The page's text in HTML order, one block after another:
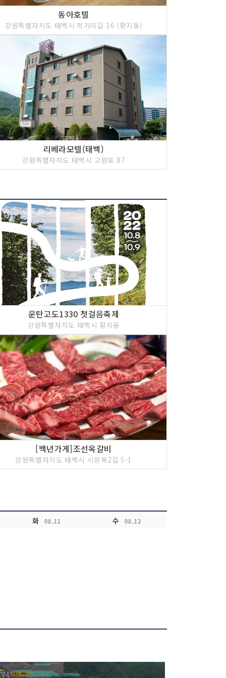
동아호텔
강원특별자치도 태백시 먹거리길 36 (황지동)
리베라모텔(태백)
강원특별자치도 태백시 고원로 87
운탄고도1330 첫걸음축제
강원특별자치도 태백시 황지동
[백년가게]조선옥갈비
강원특별자치도 태백시 시장북2길 5-1
화 08.11 수 08.12